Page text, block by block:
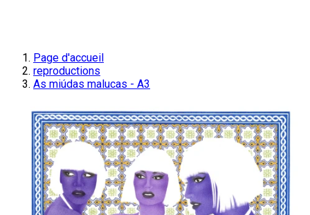
Page d'accueil
reproductions
As miúdas malucas - A3